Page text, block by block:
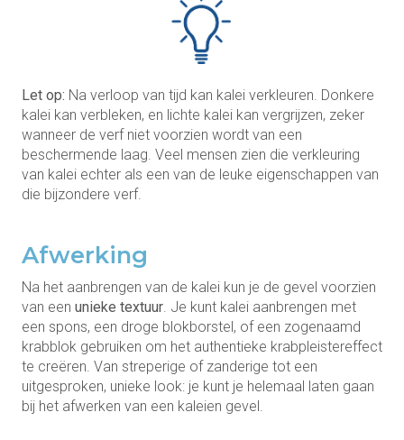
Let op: Na verloop van tijd kan kalei verkleuren. Donkere
kalei kan verbleken, en lichte kalei kan vergrijzen, zeker
wanneer de verf niet voorzien wordt van een
beschermende laag. Veel mensen zien die verkleuring
van kalei echter als een van de leuke eigenschappen van
die bijzondere verf.
Afwerking
Na het aanbrengen van de kalei kun je de gevel voorzien
van een unieke textuur . Je kunt kalei aanbrengen met
een spons, een droge blokborstel, of een zogenaamd
krabblok gebruiken om het authentieke krabpleistereffect
te creëren. Van streperige of zanderige tot een
uitgesproken, unieke look: je kunt je helemaal laten gaan
bij het afwerken van een kaleien gevel.